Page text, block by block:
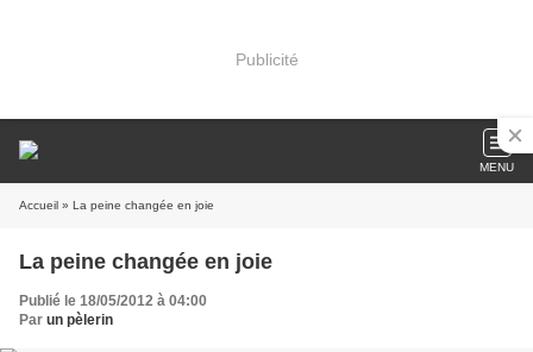
Publicité
MENU
Accueil » La peine changée en joie
La peine changée en joie
Publié le 18/05/2012 à 04:00
Par un pèlerin